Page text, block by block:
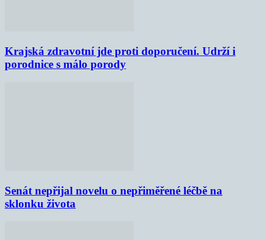
Krajská zdravotní jde proti doporučení. Udrží i
porodnice s málo porody
Senát nepřijal novelu o nepřiměřené léčbě na
sklonku života